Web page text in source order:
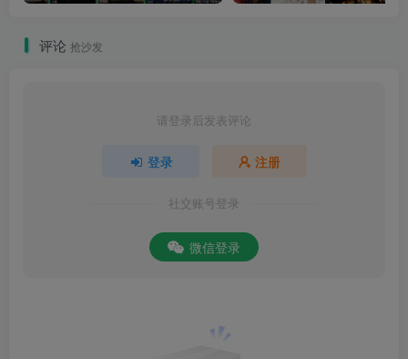
评论 抢沙发
请登录后发表评论
登录 注册
社交账号登录
微信登录